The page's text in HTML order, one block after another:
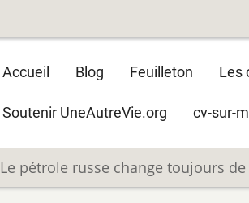
Main
navigation
Accueil Blog Feuilleton Les
Soutenir UneAutreVie.org cv-sur-
Le pétrole russe change toujours